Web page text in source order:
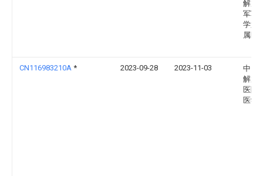
解放
军军
学第
属医
CN116983210A * 2023-09-28 2023-11-03
中国
解放
医院
医学